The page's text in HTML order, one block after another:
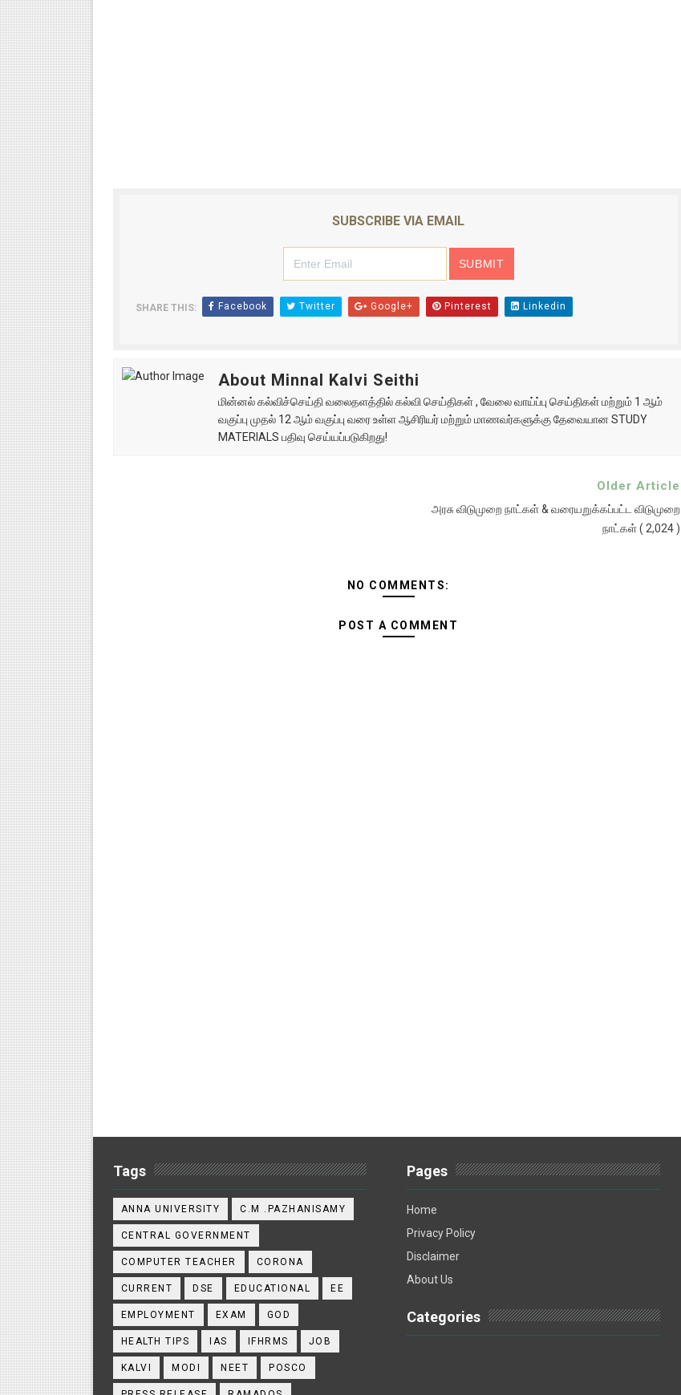
SUBSCRIBE VIA EMAIL
SHARE THIS: Facebook Twitter Google+ Pinterest Linkedin
About Minnal Kalvi Seithi
மின்னல் கல்விச்செய்தி வலைதளத்தில் கல்வி செய்திகள் , வேலை வாய்ப்பு செய்திகள் மற்றும் 1 ஆம்
வகுப்பு முதல் 12 ஆம் வகுப்பு வரை உள்ள ஆசிரியர் மற்றும் மாணவர்களுக்கு தேவையான STUDY
MATERIALS பதிவு செய்யப்படுகிறது!
Older Article
அரசு விடுமுறை நாட்கள் & வரையறுக்கப்பட்ட விடுமுறை
நாட்கள் ( 2,024 )
NO COMMENTS:
POST A COMMENT
Tags
ANNA UNIVERSITY C.M .PAZHANISAMY
CENTRAL GOVERNMENT
COMPUTER TEACHER CORONA
CURRENT DSE EDUCATIONAL EE
EMPLOYMENT EXAM GOD
HEALTH TIPS IAS IFHRMS JOB
KALVI MODI NEET POSCO
Pages
Home
Privacy Policy
Disclaimer
About Us
Categories